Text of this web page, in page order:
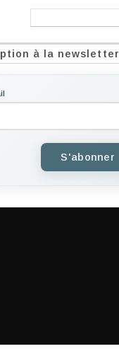
à la newsletter
S'abonner